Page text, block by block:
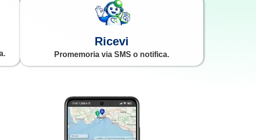
Ricevi
Promemoria via SMS o notifica.